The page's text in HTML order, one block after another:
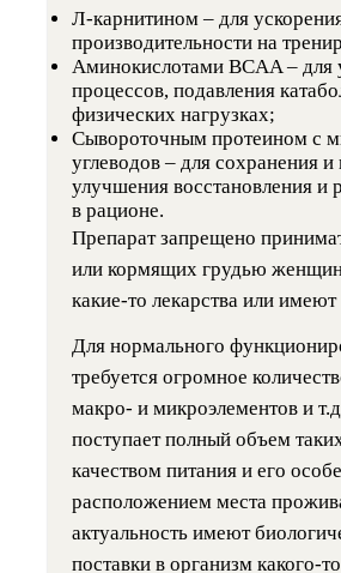
Л-карнитином – для
производительности на
Аминокислотами BCAA – для
процессов, подавления
физических нагрузках;
Сывороточным протеином с
углеводов – для сохранения
улучшения восстановления и
в рационе.
Препарат запрещено
или кормящих грудью
какие-то лекарства или
Для нормального
требуется огромное
макро- и микроэлементов и
поступает полный объем
качеством питания и его
расположением места
актуальность имеют
поставки в организм какого-